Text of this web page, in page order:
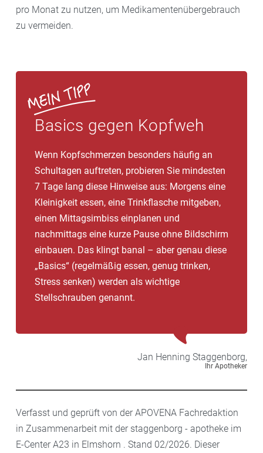
pro Monat zu nutzen, um Medikamentenübergebrauch
zu vermeiden.
Basics gegen Kopfweh
Wenn Kopfschmerzen besonders häufig an
Schultagen auftreten, probieren Sie mindesten
7 Tage lang diese Hinweise aus: Morgens eine
Kleinigkeit essen, eine Trinkflasche mitgeben,
einen Mittagsimbiss einplanen und
nachmittags eine kurze Pause ohne Bildschirm
einbauen. Das klingt banal – aber genau diese
„Basics“ (regelmäßig essen, genug trinken,
Stress senken) werden als wichtige
Stellschrauben genannt.
Jan Henning Staggenborg,
Ihr Apotheker
Verfasst und geprüft von der APOVENA Fachredaktion
in Zusammenarbeit mit der staggenborg - apotheke im
E-Center A23 in Elmshorn . Stand 02/2026. Dieser